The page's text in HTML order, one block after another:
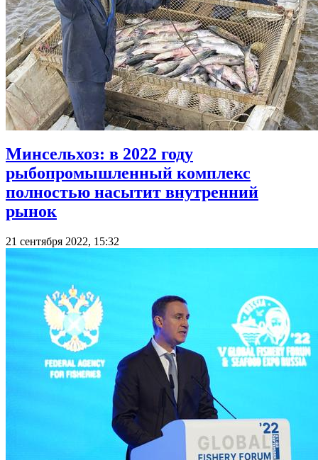
Минсельхоз: в 2022 году
рыбопромышленный комплекс
полностью насытит внутренний
рынок
21 сентября 2022, 15:32